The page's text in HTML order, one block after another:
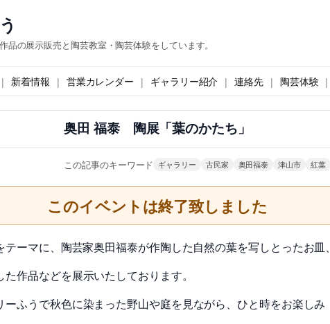
品の展示販売と陶芸教室・陶芸体験をしています。
新着情報 営業カレンダー ギャラリー紹介 連絡先 陶芸体験
奥田 福泰 陶展「葉のかたち」
この記事のキーワード ギャラリー 古民家 奥田福泰 津山市 紅葉
このイベントは終了致しました
テーマに、陶芸家奥田福泰が作陶した自然の葉を写しとったお皿、
た作品などを展示いたしております。
ーふうで秋色に染まった野山や庭を見ながら、ひと時をお楽しみ